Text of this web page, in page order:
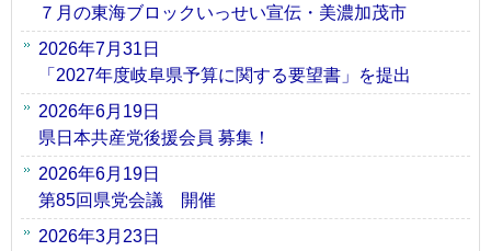
７月の東海ブロックいっせい宣伝・美濃加茂市
2026年7月31日
「2027年度岐阜県予算に関する要望書」を提出
2026年6月19日
県日本共産党後援会員 募集！
2026年6月19日
第85回県党会議 開催
2026年3月23日